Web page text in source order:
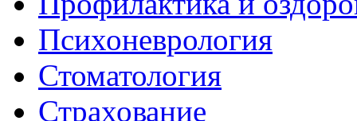
Психоневрология
Стоматология
Страхование